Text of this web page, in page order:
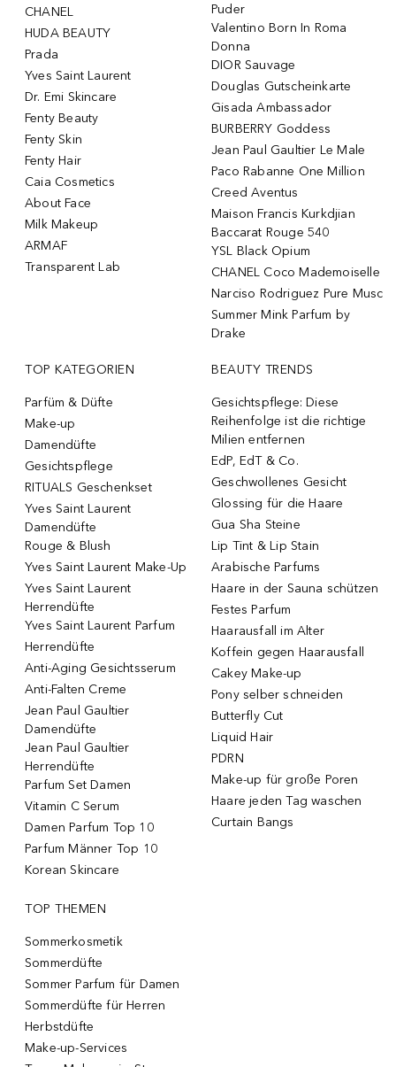
CHANEL
HUDA BEAUTY
Prada
Yves Saint Laurent
Dr. Emi Skincare
Fenty Beauty
Fenty Skin
Fenty Hair
Caia Cosmetics
About Face
Milk Makeup
ARMAF
Transparent Lab
Puder
Valentino Born In Roma
Donna
DIOR Sauvage
Douglas Gutscheinkarte
Gisada Ambassador
BURBERRY Goddess
Jean Paul Gaultier Le Male
Paco Rabanne One Million
Creed Aventus
Maison Francis Kurkdjian
Baccarat Rouge 540
YSL Black Opium
CHANEL Coco Mademoiselle
Narciso Rodriguez Pure Musc
Summer Mink Parfum by
Drake
TOP KATEGORIEN
Parfüm & Düfte
Make-up
Damendüfte
Gesichtspflege
RITUALS Geschenkset
Yves Saint Laurent
Damendüfte
Rouge & Blush
Yves Saint Laurent Make-Up
Yves Saint Laurent
Herrendüfte
Yves Saint Laurent Parfum
Herrendüfte
Anti-Aging Gesichtsserum
Anti-Falten Creme
Jean Paul Gaultier
Damendüfte
Jean Paul Gaultier
Herrendüfte
Parfum Set Damen
Vitamin C Serum
Damen Parfum Top 10
Parfum Männer Top 10
Korean Skincare
BEAUTY TRENDS
Gesichtspflege: Diese
Reihenfolge ist die richtige
Milien entfernen
EdP, EdT & Co.
Geschwollenes Gesicht
Glossing für die Haare
Gua Sha Steine
Lip Tint & Lip Stain
Arabische Parfums
Haare in der Sauna schützen
Festes Parfum
Haarausfall im Alter
Koffein gegen Haarausfall
Cakey Make-up
Pony selber schneiden
Butterfly Cut
Liquid Hair
PDRN
Make-up für große Poren
Haare jeden Tag waschen
Curtain Bangs
TOP THEMEN
Sommerkosmetik
Sommerdüfte
Sommer Parfum für Damen
Sommerdüfte für Herren
Herbstdüfte
Make-up-Services